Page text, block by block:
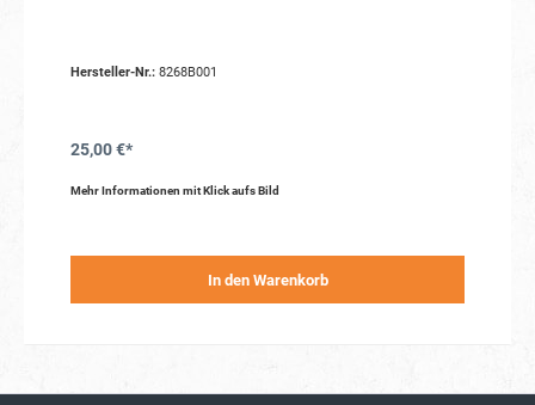
Hersteller-Nr.:8268B001
25,00 €*
Mehr Informationen mit Klick aufs Bild
In den Warenkorb